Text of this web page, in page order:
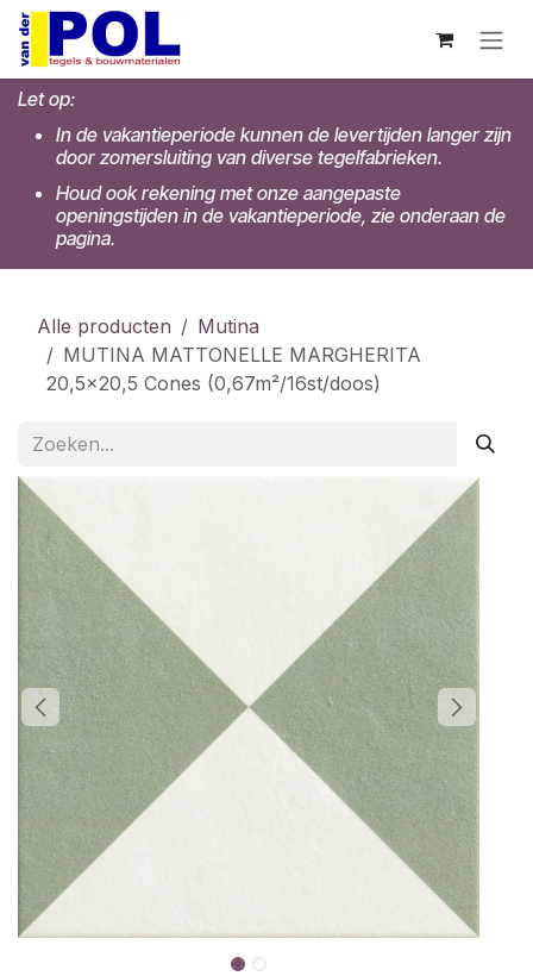
Overslaan naar inhoud
Let op:
In de vakantieperiode kunnen de levertijden langer zijn
door zomersluiting van diverse tegelfabrieken.
Houd ook rekening met onze aangepaste
openingstijden in de vakantieperiode, zie onderaan de
pagina.
Alle producten
Mutina
MUTINA MATTONELLE MARGHERITA
20,5x20,5 Cones (0,67m²/16st/doos)